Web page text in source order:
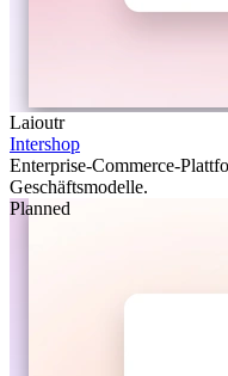
Laioutr
Intershop
Enterprise-Commerce-
Geschäftsmodelle.
Planned